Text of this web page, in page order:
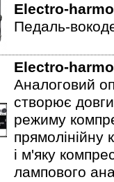
Electro-
Педаль-
Electro-
Аналоговий
створює
режиму
прямолінійну
і м'яку
лампового